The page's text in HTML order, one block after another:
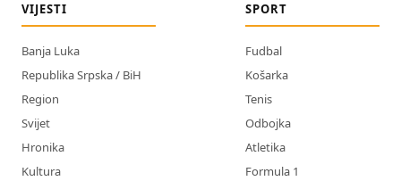
VIJESTI
Banja Luka
Republika Srpska / BiH
Region
Svijet
Hronika
Kultura
SPORT
Fudbal
Košarka
Tenis
Odbojka
Atletika
Formula 1